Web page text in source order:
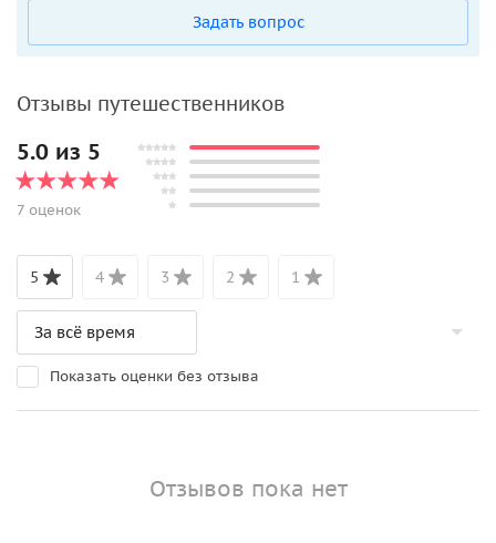
Задать вопрос
Отзывы путешественников
5.0 из 5
7 оценок
5 4 3 2 1
Показать оценки без отзыва
Отзывов пока нет